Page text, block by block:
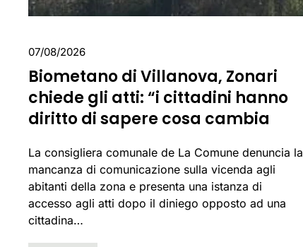
07/08/2026
Biometano di Villanova, Zonari
chiede gli atti: “i cittadini hanno
diritto di sapere cosa cambia
La consigliera comunale de La Comune denuncia la
mancanza di comunicazione sulla vicenda agli
abitanti della zona e presenta una istanza di
accesso agli atti dopo il diniego opposto ad una
cittadina…